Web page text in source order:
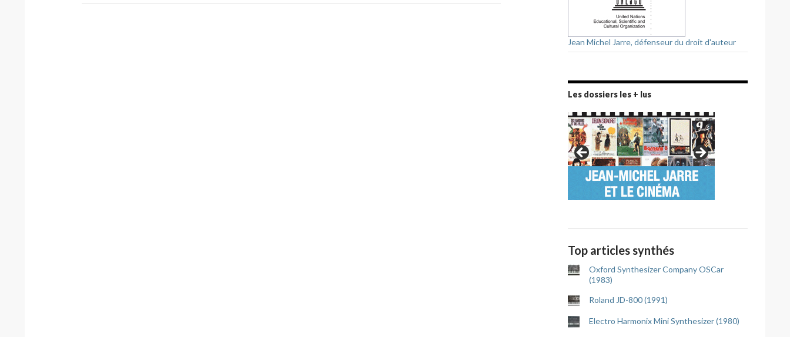
Jean Michel Jarre, défenseur du droit d'auteur
Les dossiers les + lus
Top articles synthés
Oxford Synthesizer Company OSCar
(1983)
Roland JD-800 (1991)
Electro Harmonix Mini Synthesizer (1980)